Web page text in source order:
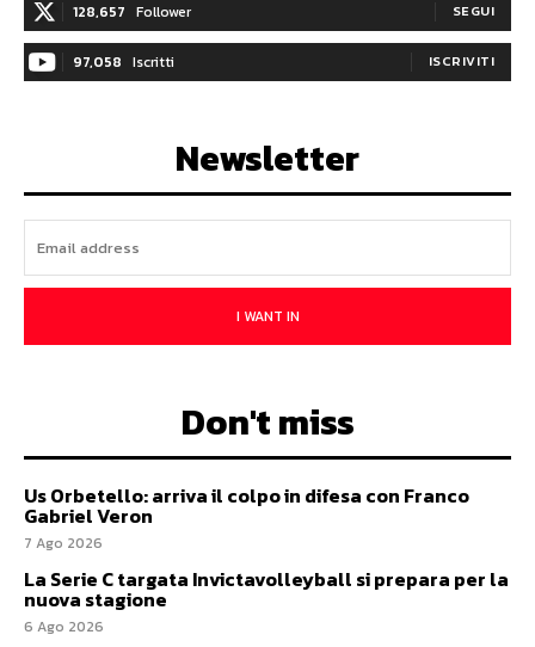
128,657 Follower SEGUI
97,058 Iscritti ISCRIVITI
Newsletter
I WANT IN
Don't miss
Us Orbetello: arriva il colpo in difesa con Franco
Gabriel Veron
7 Ago 2026
La Serie C targata Invictavolleyball si prepara per la
nuova stagione
6 Ago 2026